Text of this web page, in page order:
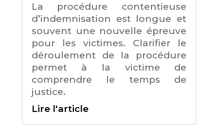
La procédure contentieuse
d’indemnisation est longue et
souvent une nouvelle épreuve
pour les victimes. Clarifier le
déroulement de la procédure
permet à la victime de
comprendre le temps de
justice.
Lire l'article